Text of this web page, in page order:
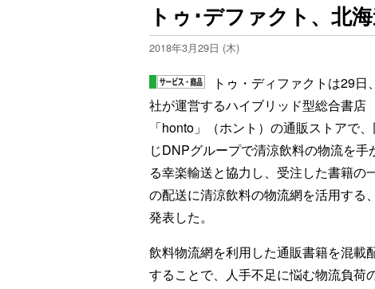
トゥ･デファクト、北
2018年3月29日 (木)
トゥ・ディファクトは29日
社が運営するハイブリッド型総合書店
「honto」（ホント）の通販ストアで
じDNPグループで清涼飲料の物流を手
る幸楽輸送と協力し、受注した書籍の
の配送に清涼飲料の物流網を活用する
発表した。
飲料物流網を利用した通販書籍を混載
することで、人手不足に悩む物流負荷